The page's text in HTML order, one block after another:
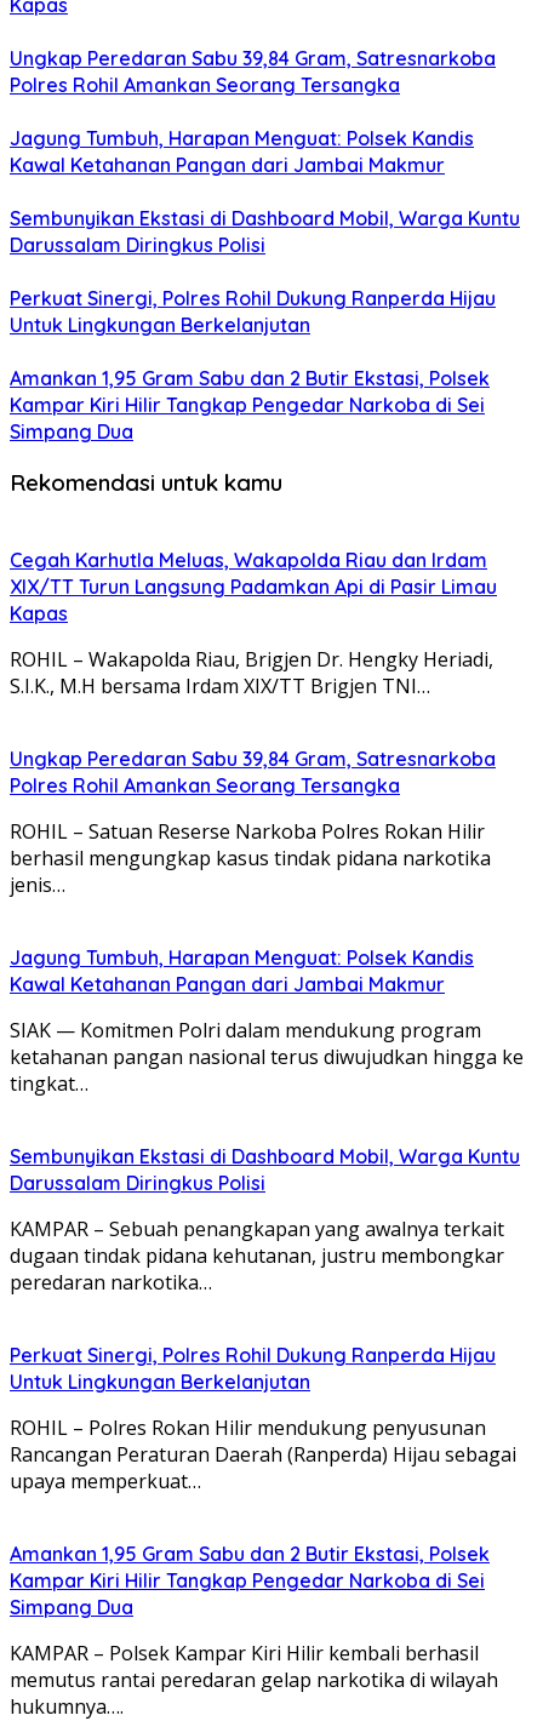
Kapas
Ungkap Peredaran Sabu 39,84 Gram, Satresnarkoba
Polres Rohil Amankan Seorang Tersangka
Jagung Tumbuh, Harapan Menguat: Polsek Kandis
Kawal Ketahanan Pangan dari Jambai Makmur
Sembunyikan Ekstasi di Dashboard Mobil, Warga Kuntu
Darussalam Diringkus Polisi
Perkuat Sinergi, Polres Rohil Dukung Ranperda Hijau
Untuk Lingkungan Berkelanjutan
Amankan 1,95 Gram Sabu dan 2 Butir Ekstasi, Polsek
Kampar Kiri Hilir Tangkap Pengedar Narkoba di Sei
Simpang Dua
Rekomendasi untuk kamu
Cegah Karhutla Meluas, Wakapolda Riau dan Irdam
XIX/TT Turun Langsung Padamkan Api di Pasir Limau
Kapas
ROHIL – Wakapolda Riau, Brigjen Dr. Hengky Heriadi,
S.I.K., M.H bersama Irdam XIX/TT Brigjen TNI…
Ungkap Peredaran Sabu 39,84 Gram, Satresnarkoba
Polres Rohil Amankan Seorang Tersangka
ROHIL – Satuan Reserse Narkoba Polres Rokan Hilir
berhasil mengungkap kasus tindak pidana narkotika
jenis…
Jagung Tumbuh, Harapan Menguat: Polsek Kandis
Kawal Ketahanan Pangan dari Jambai Makmur
SIAK — Komitmen Polri dalam mendukung program
ketahanan pangan nasional terus diwujudkan hingga ke
tingkat…
Sembunyikan Ekstasi di Dashboard Mobil, Warga Kuntu
Darussalam Diringkus Polisi
KAMPAR – Sebuah penangkapan yang awalnya terkait
dugaan tindak pidana kehutanan, justru membongkar
peredaran narkotika…
Perkuat Sinergi, Polres Rohil Dukung Ranperda Hijau
Untuk Lingkungan Berkelanjutan
ROHIL – Polres Rokan Hilir mendukung penyusunan
Rancangan Peraturan Daerah (Ranperda) Hijau sebagai
upaya memperkuat…
Amankan 1,95 Gram Sabu dan 2 Butir Ekstasi, Polsek
Kampar Kiri Hilir Tangkap Pengedar Narkoba di Sei
Simpang Dua
KAMPAR – Polsek Kampar Kiri Hilir kembali berhasil
memutus rantai peredaran gelap narkotika di wilayah
hukumnya….